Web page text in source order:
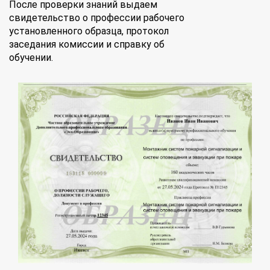
После проверки знаний выдаем
свидетельство о профессии рабочего
установленного образца, протокол
заседания комиссии и справку об
обучении.